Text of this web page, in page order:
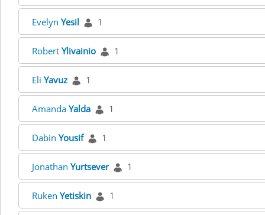
Evelyn Yesil 1
Robert Ylivainio 1
Eli Yavuz 1
Amanda Yalda 1
Dabin Yousif 1
Jonathan Yurtsever 1
Ruken Yetiskin 1